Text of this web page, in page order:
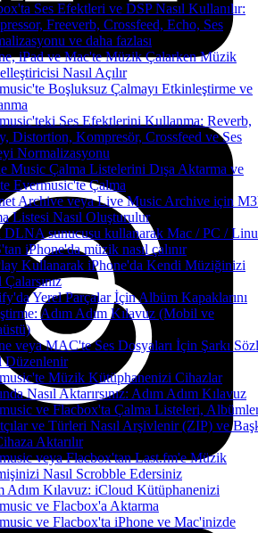
Ses Efektleri ve DSP Nasıl Kullanılır:
Freeverb, Crossfeed, Echo, Ses
ve daha fazlası
iPad ve Mac'te Müzik Çalarken Müzik
Nasıl Açılır
Boşluksuz Çalmayı Etkinleştirme ve
Ses Efektlerini Kullanma: Reverb,
Distortion, Kompresör, Crossfeed ve Ses
Normalizasyonu
Music Çalma Listelerini Dışa Aktarma ve
Evermusic'te Çalma
Archive veya Live Music Archive için
Listesi Nasıl Oluşturulur
sunucusu kullanarak Mac / PC /
iPhone'da müzik nasıl çalınır
Kullanarak iPhone'da Kendi Müziğinizi
Çalarsınız
Yerel Parçalar İçin Albüm Kapaklarını
Adım Adım Kılavuz (Mobil ve
veya MAC'te Ses Dosyaları İçin Şarkı
Düzenlenir
Müzik Kütüphanenizi Cihazlar
Nasıl Aktarırsınız: Adım Adım Kılavuz
ve Flacbox'ta Çalma Listeleri,
ve Türleri Nasıl Arşivlenir (ZIP) ve
Aktarılır
veya Flacbox'tan Last.fm'e Müzik
Nasıl Scrobble Edersiniz
Adım Kılavuz: iCloud Kütüphanenizi
ve Flacbox'a Aktarma
ve Flacbox'ta iPhone ve Mac'inizde